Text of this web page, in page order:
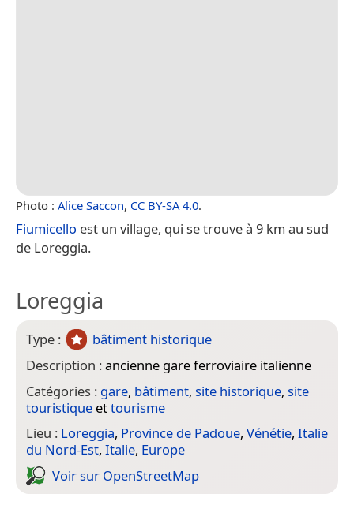
Photo : Alice Saccon, CC BY-SA 4.0.
Fiumicello est un village, qui se trouve à 9 km au sud
de Loreggia.
Loreggia
Type :
bâtiment historique
Description :ancienne gare ferroviaire italienne
Catégories : gare, bâtiment, site historique, site
touristique ettourisme
Lieu : Loreggia, Province de Padoue, Vénétie, Italie
du Nord-Est, Italie, Europe
Voir sur Open­Street­Map